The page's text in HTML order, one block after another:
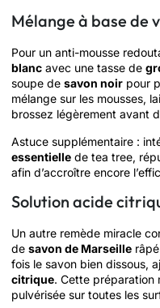
Mélange à base de
Pour un anti-mousse
blanc avec une tasse de
soupe de savon noir pour
mélange sur les mousses,
brossez légèrement avant
Astuce supplémentaire :
essentielle de tea tree,
afin d’accroître encore
Solution acide
Un autre remède miracle
de savon de Marseille
fois le savon bien dissous,
citrique. Cette préparation
pulvérisée sur toutes les